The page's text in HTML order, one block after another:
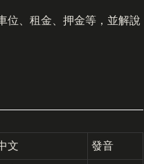
位、租金、押金等，並解說
文 發音